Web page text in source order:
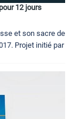
12 jours
et son sacre de
Projet initié par